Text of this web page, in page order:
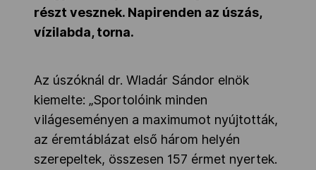
OVEP
Adatbank
részt vesznek. Napirenden az úszás,
vízilabda, torna.
Az úszóknál dr. Wladár Sándor elnök
kiemelte: „Sportolóink minden
világeseményen a maximumot nyújtották,
az éremtáblázat első három helyén
szerepeltek, összesen 157 érmet nyertek.